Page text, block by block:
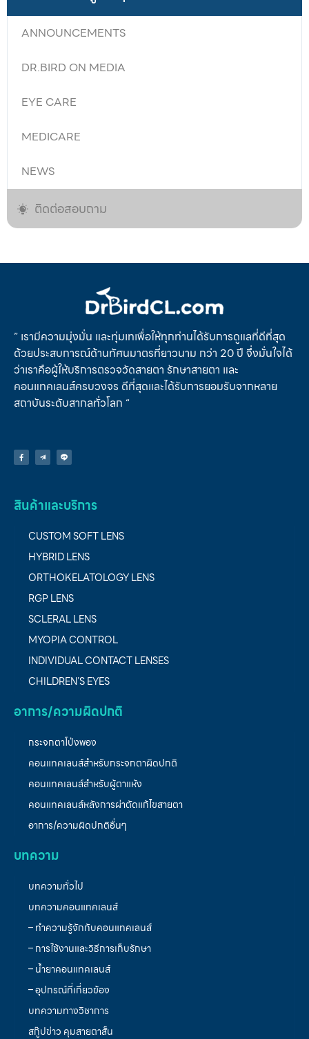
ANNOUNCEMENTS
DR.BIRD ON MEDIA
EYE CARE
MEDICARE
NEWS
ติดต่อสอบถาม
” เรามีความมุ่งมั่น และทุ่มเทเพื่อให้ทุกท่านได้รับการดูแลที่ดีที่สุด
ด้วยประสบการณ์ด้านทัศนมาตรที่ยาวนาม กว่า 20 ปี จึ่งมั่นใจได้
ว่าเราคือผู้ให้บริการตรวจวัดสายตา รักษาสายตา และ
คอนแทคเลนส์ครบวงจร ดีที่สุดและได้รับการยอมรับจากหลาย
สถาบันระดับสากลทั่วโลก “
สินค้าและบริการ
CUSTOM SOFT LENS
HYBRID LENS
ORTHOKELATOLOGY LENS
RGP LENS
SCLERAL LENS
MYOPIA CONTROL
INDIVIDUAL CONTACT LENSES
CHILDREN’S EYES
อาการ/ความผิดปกติ
กระจกตาโป่งพอง
คอนแทคเลนส์สำหรับกระจกตาผิดปกติ
คอนแทคเลนส์สำหรับผู้ตาแห้ง
คอนแทคเลนส์หลังการผ่าตัดแก้ไขสายตา
อาการ/ความผิดปกติอื่นๆ
บทความ
บทความทั่วไป
บทความคอนแทคเลนส์
– ทำความรู้จักกับคอนแทคเลนส์
– การใช้งานและวิธีการเก็บรักษา
– น้ำยาคอนแทคเลนส์
– อุปกรณ์ที่เกี่ยวข้อง
บทความทางวิชาการ
สกู๊ปข่าว คุมสายตาสั้น